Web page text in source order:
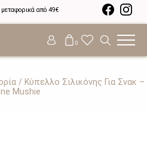
από 49€
0
/ Κύπελλο Σιλικόνης Για Σνακ –
Mushie